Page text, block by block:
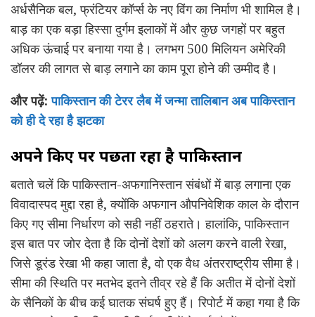
अर्धसैनिक बल, फ्रंटियर कॉर्प्स के नए विंग का निर्माण भी शामिल है।
बाड़ का एक बड़ा हिस्सा दुर्गम इलाकों में और कुछ जगहों पर बहुत
अधिक ऊंचाई पर बनाया गया है। लगभग 500 मिलियन अमेरिकी
डॉलर की लागत से बाड़ लगाने का काम पूरा होने की उम्मीद है।
और पढ़ें:पाकिस्तान की टेरर लैब में जन्मा तालिबान अब पाकिस्तान
को ही दे रहा है झटका
अपने किए पर पछता रहा है पाकिस्तान
बताते चलें कि पाकिस्तान-अफगानिस्तान संबंधों में बाड़ लगाना एक
विवादास्पद मुद्दा रहा है, क्योंकि अफगान औपनिवेशिक काल के दौरान
किए गए सीमा निर्धारण को सही नहीं ठहराते। हालांकि, पाकिस्तान
इस बात पर जोर देता है कि दोनों देशों को अलग करने वाली रेखा,
जिसे डूरंड रेखा भी कहा जाता है, वो एक वैध अंतरराष्ट्रीय सीमा है।
सीमा की स्थिति पर मतभेद इतने तीव्र रहे हैं कि अतीत में दोनों देशों
के सैनिकों के बीच कई घातक संघर्ष हुए हैं। रिपोर्ट में कहा गया है कि